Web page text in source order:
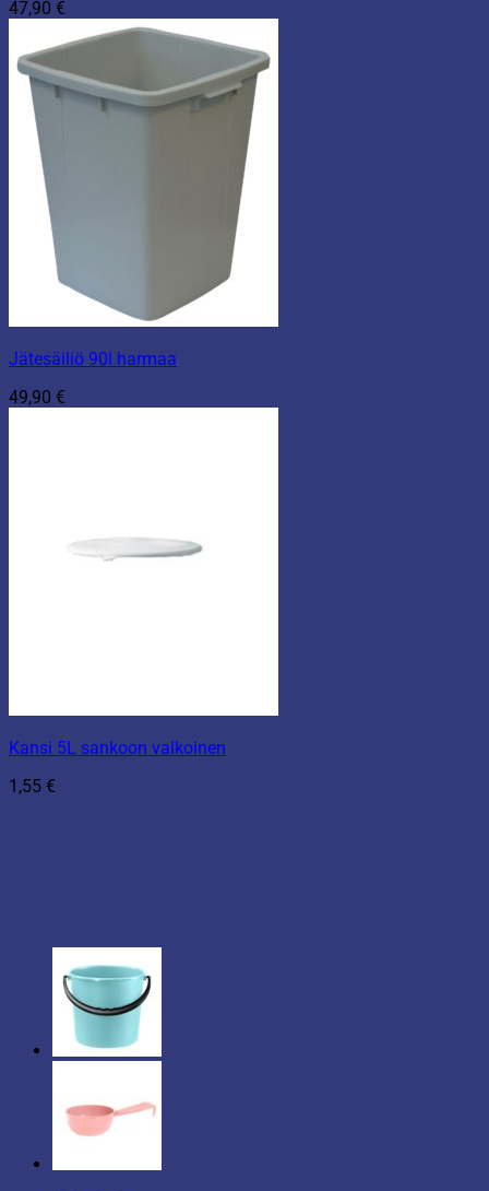
47,90 €
Jätesäiliö 90l harmaa
49,90 €
Kansi 5L sankoon valkoinen
1,55 €